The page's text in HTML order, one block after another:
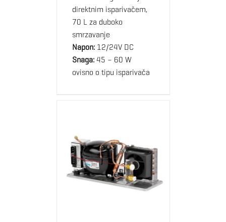
direktnim isparivačem,
70 L za duboko
smrzavanje
Napon:12/24V DC
Snaga:45 – 60 W
ovisno o tipu isparivača